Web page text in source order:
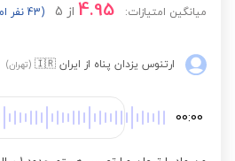
علوم تجربی ششم به هفتم مدارس برتر
نگارش فارسی اول ابتدایی
میانگین امتیازات: 4.95 از 5 (43 نفر امتیاز داده‌اند.)
ارتنوس یزدان پناه از ایران 🇮🇷 (تهران)
00:00